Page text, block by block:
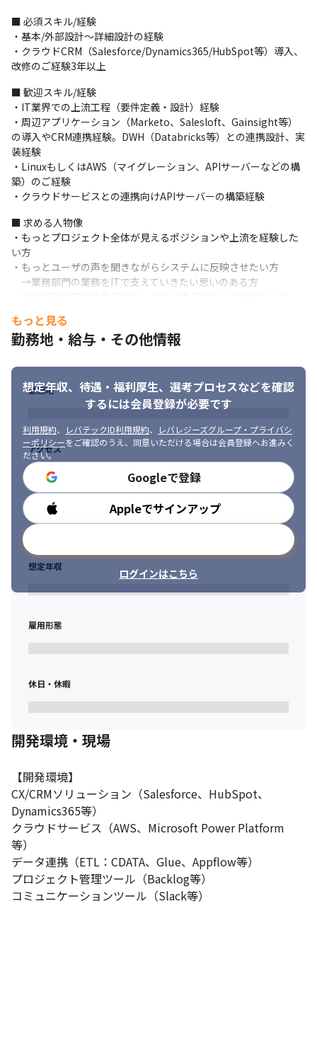
【採用背景】
・事業拡大、新規プロジェクト増加に伴う体制強化
・社内外のDX推進・CRMリニューアルプロジェクトの指導
ため
【チーム人数】
・5～10名程度（プロジェクト規模により変動）
【活躍しているメンバーの経歴／特徴等】
・ITコンサル、SIerエンジニア出身者
・クラウドCRM導入やデータ連携プロジェクト経験者
・新しい技術にチャレンジする姿勢を持つ
■ 必須スキル/経験
・基本/外部設計～詳細設計の経験
・クラウドCRM（Salesforce/Dynamics365/HubSpot等）導入、
改修のご経験3年以上
■ 歓迎スキル/経験
・IT業界での上流工程（要件定義・設計）経験
・周辺アプリケーション（Marketo、Salesloft、Gainsight等）
の導入やCRM連携経験。DWH（Databricks等）との連携設計、実
装経験
・LinuxもしくはAWS（マイグレーション、APIサーバーなどの構
築）のご経験
・クラウドサービスとの連携向けAPIサーバーの構築経験
■ 求める人物像
・もっとプロジェクト全体が見えるポジションや上流を経験した
い方
・もっとユーザの声を聞きながらシステムに反映させたい方
→業務部門の業務をITで支えていきたい思いのある方
もっと見る
勤務地・給与・その他情報
想定年収、待遇・福利厚生、 選考プロセスなどを確認
するには会員登録が必要です
利用規約、 レバテックID利用規約、
レバレジーズグループ・プライバシ
ーポリシーをご確認のうえ、同意いただける場合は会員登録へお進みく
ださい。
Googleで登録
Appleでサインアップ
ログインはこちら
勤務地
アクセス
勤務時間
想定年収
雇用形態
休日・休暇
開発環境・現場
【開発環境】
CX/CRMソリューション（Salesforce、HubSpot、
Dynamics365等）
クラウドサービス（AWS、Microsoft Power Platform
等）
データ連携（ETL：CDATA、Glue、Appflow等）
プロジェクト管理ツール（Backlog等）
コミュニケーションツール（Slack等）